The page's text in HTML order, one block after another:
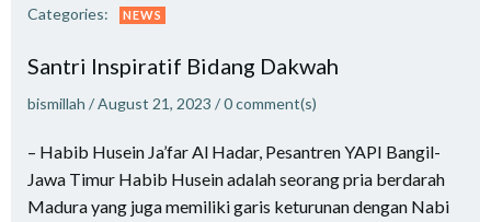
Categories: NEWS
Santri Inspiratif Bidang Dakwah
bismillah /August 21, 2023 /0comment(s)
– Habib Husein Ja’far Al Hadar, Pesantren YAPI Bangil-
Jawa Timur Habib Husein adalah seorang pria berdarah
Madura yang juga memiliki garis keturunan dengan Nabi